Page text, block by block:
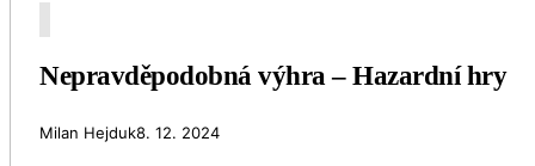
Nepravděpodobná výhra – Hazardní hry
Milan Hejduk8. 12. 2024